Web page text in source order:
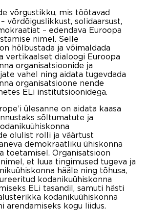
võrgustikku, mis töötavad
võrdõiguslikkust, solidaarsust,
– edendava Euroopa
nimel. Selle
hõlbustada ja võimaldada
vertikaalset dialoogi Euroopa
organisatsioonide ja
vahel ning aidata tugevdada
organisatsioone nende
ELi institutsioonidega.
ülesanne on aidata kaasa
sõltumatute ja
olulist rolli ja väärtust
demokraatliku ühiskonna
toetamisel. Organisatsioon
et luua tingimused tugeva ja
hääle ning tõhusa,
kodanikuühiskonna
ELi tasandil, samuti hästi
kodanikuühiskonna
arendamiseks kogu liidus.